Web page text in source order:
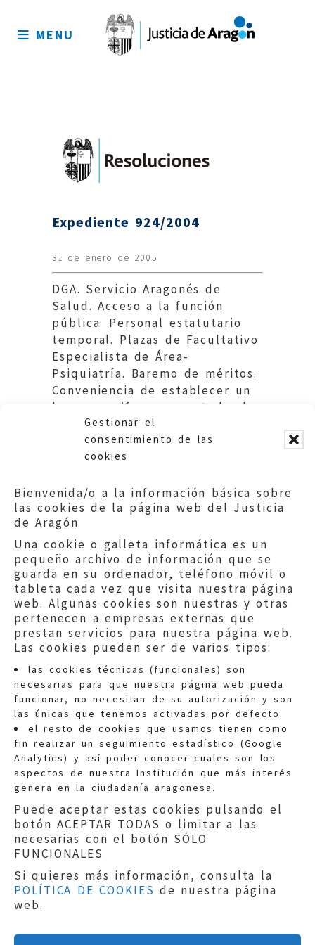
Gestionar el
consentimiento de las
cookies
Bienvenida/o a la información básica sobre
las cookies de la página web del Justicia
de Aragón
Una cookie o galleta informática es un
pequeño archivo de información que se
guarda en su ordenador, teléfono móvil o
tableta cada vez que visita nuestra página
web. Algunas cookies son nuestras y otras
pertenecen a empresas externas que
prestan servicios para nuestra página web.
Las cookies pueden ser de varios tipos:
las cookies técnicas (funcionales) son
necesarias para que nuestra página web pueda
funcionar, no necesitan de su autorización y son
las únicas que tenemos activadas por defecto.
el resto de cookies que usamos tienen como
fin realizar un seguimiento estadístico (Google
Analytics) y así poder conocer cuales son los
aspectos de nuestra Institución que más interés
genera en la ciudadanía aragonesa.
Puede aceptar estas cookies pulsando el
botón ACEPTAR TODAS o limitar a las
necesarias con el botón SÓLO
FUNCIONALES
Si quieres más información, consulta la
POLÍTICA DE COOKIES de nuestra página
web.
sitio
MENU
Expediente 924/2004
31 de enero de 2005
DGA. Servicio Aragonés de
Salud. Acceso a la función
pública. Personal estatutario
temporal. Plazas de Facultativo
Especialista de Área-
Psiquiatría. Baremo de méritos.
Conveniencia de establecer un
baremo uniforme para todos los
Sectores sanitarios de Aragón.
Quejas:quejas@eljusticiadearagon.es
Información general:
informacion@eljusticiadearagon.es
Teléfonos:900 210 210/
Aviso legal|Política de privacidad|
Protección de Datos